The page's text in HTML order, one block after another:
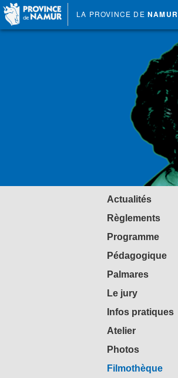
LA PROVINCE DE NAMUR
Actualités
Règlements
Programme
Pédagogique
Palmares
Le jury
Infos pratiques
Atelier
Photos
Filmothèque